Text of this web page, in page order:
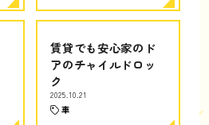
賃貸でも安心家のド
アのチャイルドロッ
ク
2025.10.21
車